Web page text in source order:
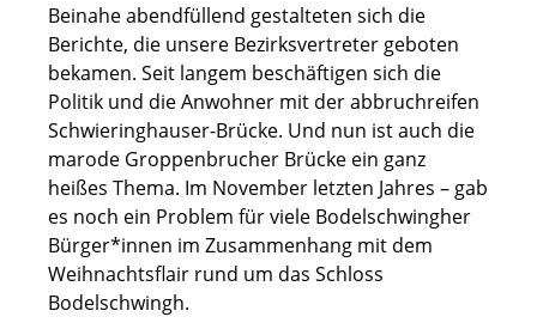
Beinahe abendfüllend gestalteten sich die
Berichte, die unsere Bezirksvertreter geboten
bekamen. Seit langem beschäftigen sich die
Politik und die Anwohner mit der abbruchreifen
Schwieringhauser-Brücke. Und nun ist auch die
marode Groppenbrucher Brücke ein ganz
heißes Thema. Im November letzten Jahres – gab
es noch ein Problem für viele Bodelschwingher
Bürger*innen im Zusammenhang mit dem
Weihnachtsflair rund um das Schloss
Bodelschwingh.